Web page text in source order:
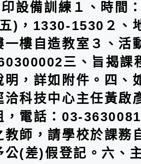
設備訓練１、時間
)，1330-1530２、
一樓自造教室３、活
三、旨揭課
明，詳如附件。四、
洽科技中心主任黃啟
，電話：03-
教師，請學校於課務
公(差)假登記。六、